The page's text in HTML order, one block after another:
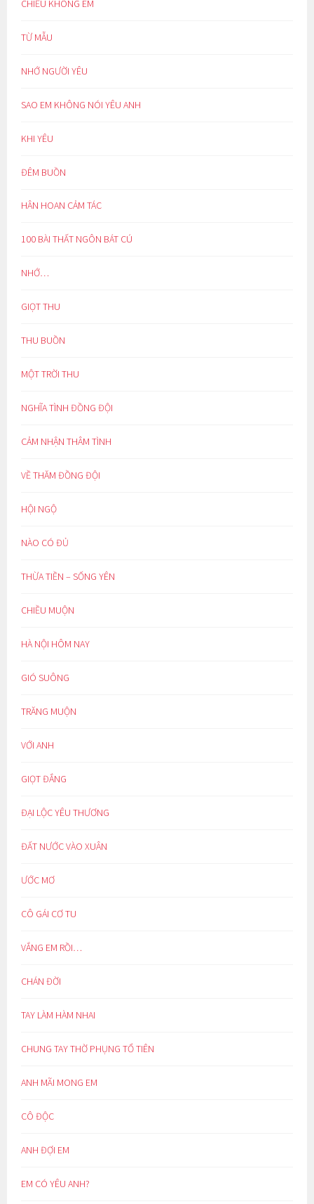
CHIỀU KHÔNG EM
TỪ MẪU
NHỚ NGƯỜI YÊU
SAO EM KHÔNG NÓI YÊU ANH
KHI YÊU
ĐÊM BUỒN
HÂN HOAN CẢM TÁC
100 BÀI THẤT NGÔN BÁT CÚ
NHỚ…
GIỌT THU
THU BUỒN
MỘT TRỜI THU
NGHĨA TÌNH ĐỒNG ĐỘI
CẢM NHẬN THÂM TÌNH
VỀ THĂM ĐỒNG ĐỘI
HỘI NGỘ
NÀO CÓ ĐỦ
THỪA TIỀN – SỐNG YÊN
CHIỀU MUỘN
HÀ NỘI HÔM NAY
GIÓ SUÔNG
TRĂNG MUỘN
VỚI ANH
GIỌT ĐẮNG
ĐẠI LỘC YÊU THƯƠNG
ĐẤT NƯỚC VÀO XUÂN
ƯỚC MƠ
CÔ GÁI CƠ TU
VẮNG EM RỒI…
CHÁN ĐỜI
TAY LÀM HÀM NHAI
CHUNG TAY THỜ PHỤNG TỔ TIÊN
ANH MÃI MONG EM
CÔ ĐỘC
ANH ĐỢI EM
EM CÓ YÊU ANH?